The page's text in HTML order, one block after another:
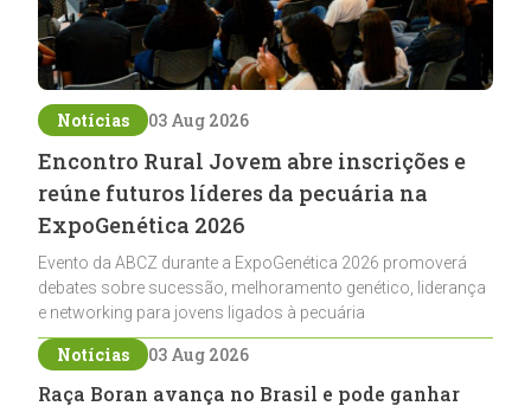
Notícias 03 Aug 2026
Encontro Rural Jovem abre inscrições e
reúne futuros líderes da pecuária na
ExpoGenética 2026
Evento da ABCZ durante a ExpoGenética 2026 promoverá
debates sobre sucessão, melhoramento genético, liderança
e networking para jovens ligados à pecuária
Notícias 03 Aug 2026
Raça Boran avança no Brasil e pode ganhar